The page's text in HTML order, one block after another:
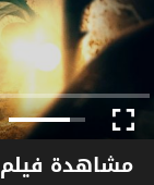
مشاهدة فيلم Scurry 2024 مترجم